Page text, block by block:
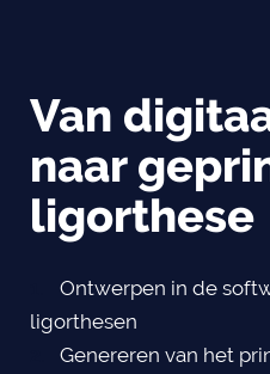
Van
naar
ligorthese
Ontwerpen in de
ligorthesen
Genereren van het